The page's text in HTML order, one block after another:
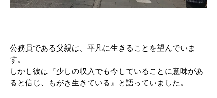
公務員である父親は、平凡に生きることを望んでいま
す。
しかし彼は『少しの収入でも今していることに意味があ
ると信じ、もがき生きている』と語っていました。